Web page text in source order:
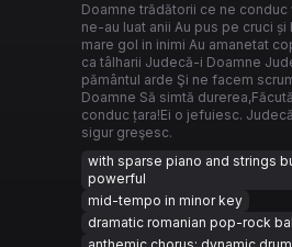
Doamne trădătorii ce ne conduc
ne-au luat anii Au pus pe cruci și
mare gol in inimi Au amanetat
ca tâlharii Judecă-i Doamne
pământul arde Şi ne facem
Doamne Să simtă
conduc țara!Ei o jefuiesc.
sigur greşesc.
with sparse piano and strings
powerful
mid-tempo in minor key
dramatic romanian pop-rock